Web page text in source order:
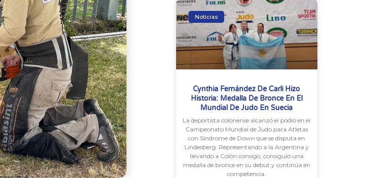
Noticias
Cynthia Fernández De Carli Hizo
Historia: Medalla De Bronce En El
Mundial De Judo En Suecia
La deportista colonense alcanzó el podio en el
Campeonato Mundial de Judo para Atletas
con Síndrome de Down que se disputa en
Lindesberg. Representando a la Argentina y
llevando a Colón consigo, consiguió una
medalla de bronce en su debut y continúa en
competencia.